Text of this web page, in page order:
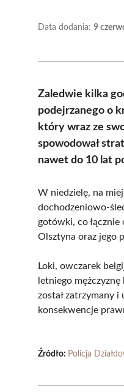
Data dodania: 9
Zaledwie kilka
podejrzanego o
który wraz ze
spowodował
nawet do 10 lat
W niedzielę, na
dochodzeniowo-
gotówki, co łącznie
Olsztyna oraz jego
Loki, owczarek
letniego
został zatrzymany
konsekwencje
Źródło: Policja